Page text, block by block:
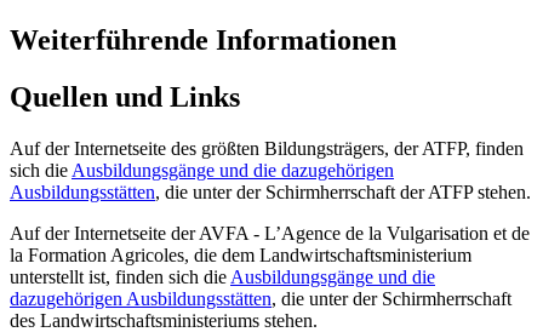
Weiterführende Informationen
Quellen und Links
Auf der Internetseite des größten Bildungsträgers, der ATFP, finden
sich die Ausbildungsgänge und die dazugehörigen
Ausbildungsstätten, die unter der Schirmherrschaft der ATFP stehen.
Auf der Internetseite der AVFA - L’Agence de la Vulgarisation et de
la Formation Agricoles, die dem Landwirtschaftsministerium
unterstellt ist, finden sich die Ausbildungsgänge und die
dazugehörigen Ausbildungsstätten, die unter der Schirmherrschaft
des Landwirtschaftsministeriums stehen.